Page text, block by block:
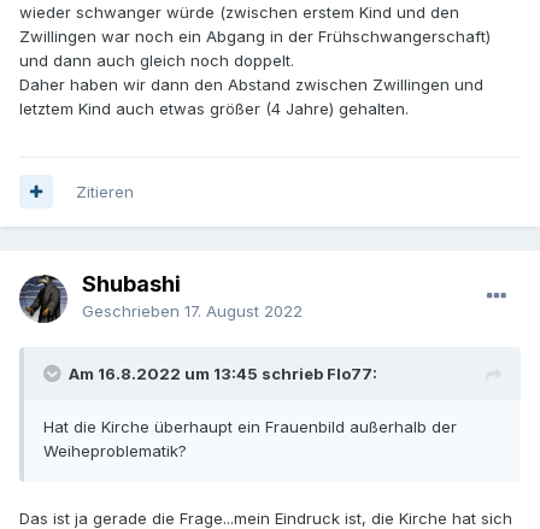
wieder schwanger würde (zwischen erstem Kind und den
Zwillingen war noch ein Abgang in der Frühschwangerschaft)
und dann auch gleich noch doppelt.
Daher haben wir dann den Abstand zwischen Zwillingen und
letztem Kind auch etwas größer (4 Jahre) gehalten.
Zitieren
Shubashi
Geschrieben 17. August 2022
Am 16.8.2022 um 13:45 schrieb Flo77:
Hat die Kirche überhaupt ein Frauenbild außerhalb der
Weiheproblematik?
Das ist ja gerade die Frage...mein Eindruck ist, die Kirche hat sich